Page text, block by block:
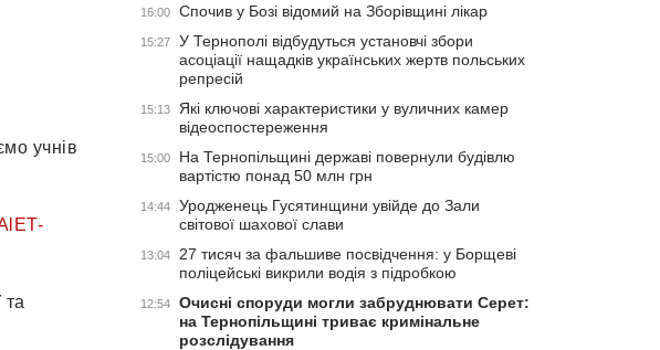
учнів
та
16:00 Спочив у Бозі відомий на Зборівщині лікар
15:27
У Тернополі відбудуться установчі збори
асоціації нащадків українських жертв польських
репресій
15:13
Які ключові характеристики у вуличних камер
відеоспостереження
15:00
На Тернопільщині державі повернули будівлю
вартістю понад 50 млн грн
14:44
Уродженець Гусятинщини увійде до Зали
світової шахової слави
13:04
27 тисяч за фальшиве посвідчення: у Борщеві
поліцейські викрили водія з підробкою
12:54
Очисні споруди могли забруднювати Серет:
на Тернопільщині триває кримінальне
розслідування